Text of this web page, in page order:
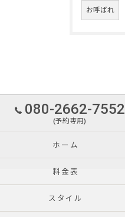
お呼ばれ
080-2662-7552
(予約専用)
ホーム
料金表
スタイル